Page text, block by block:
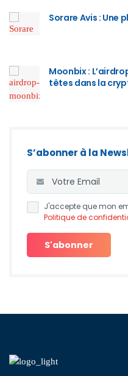
Sorare Avis : Une
Moonbix :
têtes dans la
S’abonner à la
J'accepte que mon
Politique de